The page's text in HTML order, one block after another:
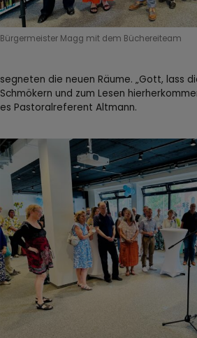
Bürgermeister Magg mit dem Büchereiteam
segneten die neuen Räume. „Gott, lass
Schmökern und zum Lesen
es Pastoralreferent Altmann.